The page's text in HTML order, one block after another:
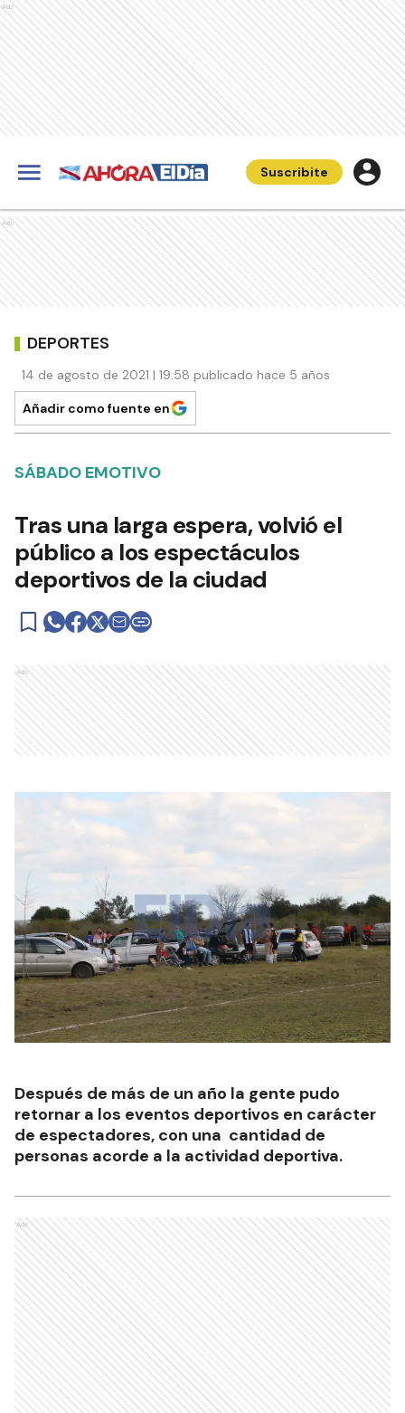
Ads
Suscribite
Ads
DEPORTES
14 de agosto de 2021 | 19:58 publicado hace 5 años
Añadir como fuente en
SÁBADO EMOTIVO
Tras una larga espera, volvió el
público a los espectáculos
deportivos de la ciudad
Ads
Después de más de un año la gente pudo
retornar a los eventos deportivos en carácter
de espectadores, con una cantidad de
personas acorde a la actividad deportiva.
Ads